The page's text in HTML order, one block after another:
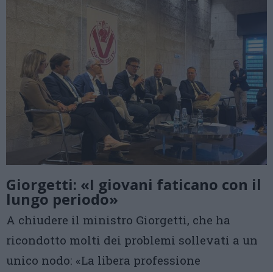
Giorgetti: «I giovani faticano con il
lungo periodo»
A chiudere il ministro Giorgetti, che ha
ricondotto molti dei problemi sollevati a un
unico nodo: «La libera professione